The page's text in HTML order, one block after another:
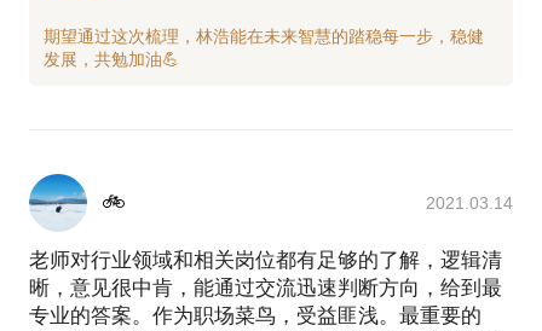
期望通过这次梳理，林浩能在未来智慧的踏稳每一步，稳健
🚲 2021.03.14
老师对行业领域和相关岗位都有足够的了解，逻辑清
晰，意见很中肯，能通过交流迅速判断方向，给到最
专业的答案。作为职场菜鸟，受益匪浅。最重要的